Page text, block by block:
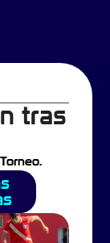
tras